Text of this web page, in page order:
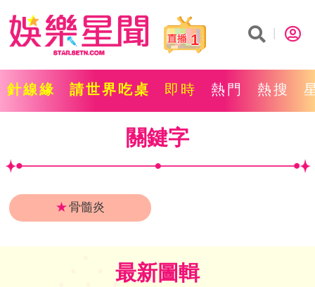
1
針線緣 請世界吃桌 即時 熱門 熱搜
關鍵字
★骨髓炎
最新圖輯